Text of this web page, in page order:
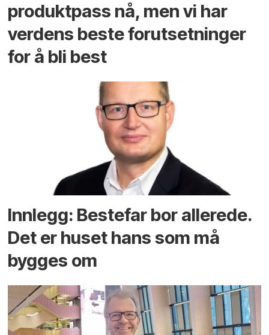
produktpass nå, men vi har
verdens beste forutsetninger
for å bli best
Innlegg: Bestefar bor allerede.
Det er huset hans som må
bygges om